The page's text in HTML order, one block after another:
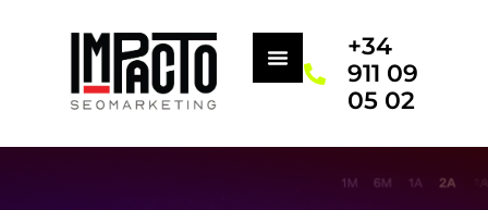
+34
911 09
05 02